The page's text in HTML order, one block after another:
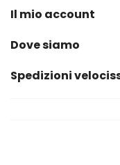
Il mio account
Dove siamo
Spedizioni